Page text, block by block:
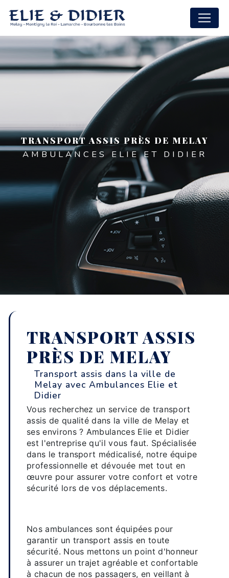
TRANSPORT ASSIS PRÈS DE MELAY
AMBULANCES ELIE ET DIDIER
TRANSPORT ASSIS
PRÈS DE MELAY
Transport assis dans la ville de
Melay avec Ambulances Elie et
Didier
Vous recherchez un service de transport
assis de qualité dans la ville de Melay et
ses environs ? Ambulances Elie et Didier
est l'entreprise qu'il vous faut. Spécialisée
dans le transport médicalisé, notre équipe
professionnelle et dévouée met tout en
œuvre pour assurer votre confort et votre
sécurité lors de vos déplacements.
Nos ambulances sont équipées pour
garantir un transport assis en toute
sécurité. Nous mettons un point d'honneur
à assurer un trajet agréable et confortable
à chacun de nos passagers, en veillant à